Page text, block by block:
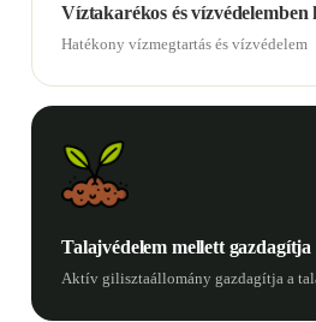
Víztakarékos és vízvédelemben
Hatékony vízmegtartás és vízvédelem
Talajvédelem mellett gazdagítja
Aktív gilisztaállomány gazdagítja a